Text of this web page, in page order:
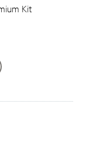
Kit